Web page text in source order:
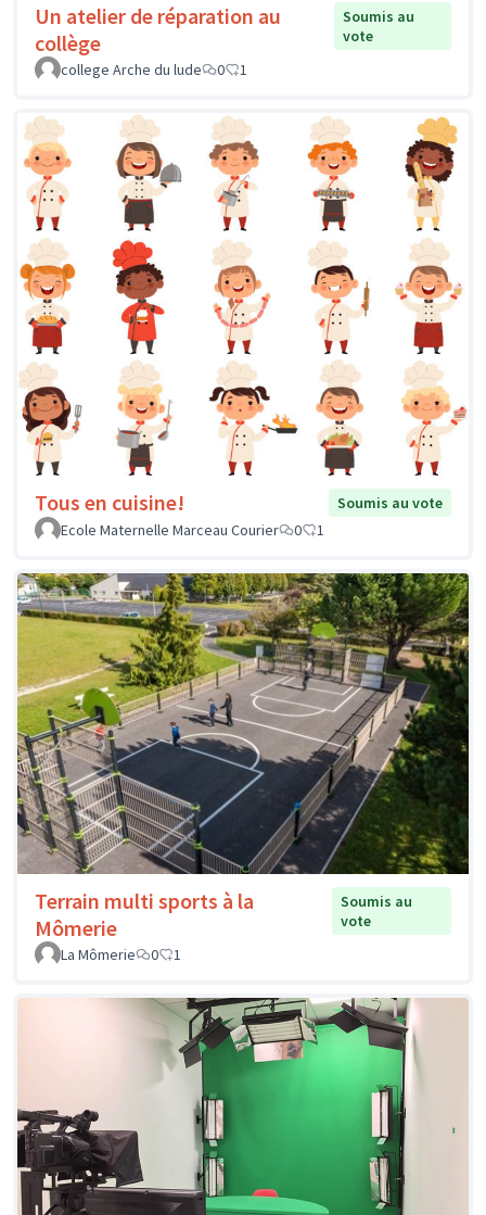
Un atelier de réparation au
collège
Soumis au
vote
college Arche du lude
0 1
Tous en cuisine!
Soumis au vote
Ecole Maternelle Marceau Courier
0 1
Terrain multi sports à la
Mômerie
Soumis au
vote
La Mômerie
0 1